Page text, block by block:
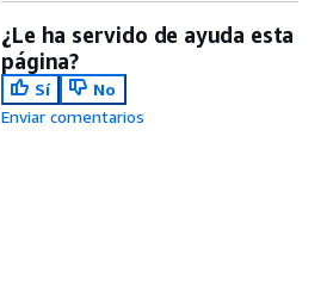
¿Le ha servido de ayuda esta
página?
Sí
No
Enviar comentarios